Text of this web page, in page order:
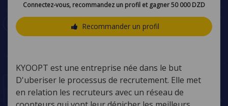
Connectez-vous, recommandez un profil et gagner 50 000 DZD
Recommander un profil
KYOOPT est une entreprise née dans le but
D'uberiser le processus de recrutement. Elle met
en relation les recruteurs avec un réseau de